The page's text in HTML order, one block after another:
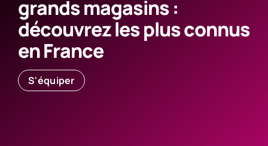
grands magasins :
découvrez les plus connus
en France
S'équiper